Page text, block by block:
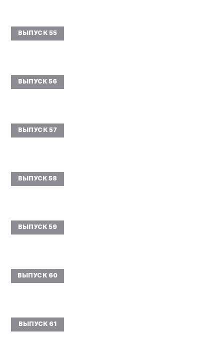
ВЫПУСК 55
ВЫПУСК 56
ВЫПУСК 57
ВЫПУСК 58
ВЫПУСК 59
ВЫПУСК 60
ВЫПУСК 61